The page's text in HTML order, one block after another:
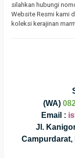
silahkan hubungi
Website Resmi kami
koleksi kerajinan
(WA)
Email :
Jl.
Campurdarat,